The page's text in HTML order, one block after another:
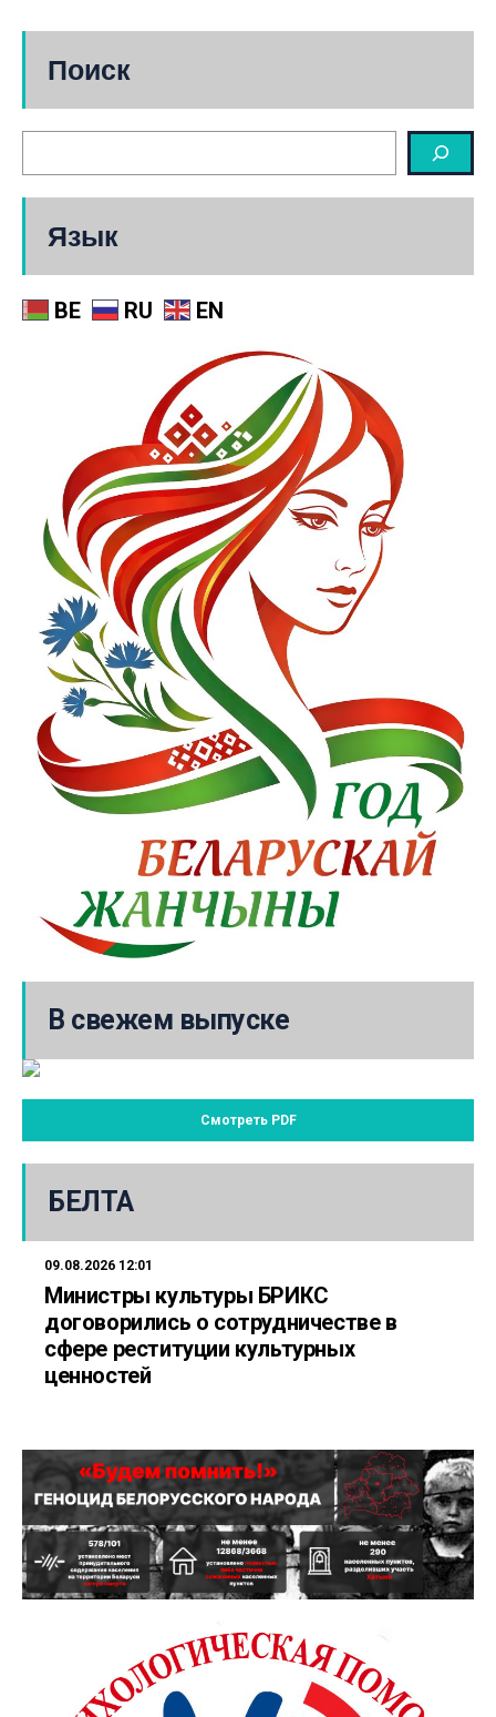
Поиск
Язык
BE RU EN
В свежем выпуске
Смотреть PDF
БЕЛТА
09.08.2026 12:01
Министры культуры БРИКС
договорились о сотрудничестве в
сфере реституции культурных
ценностей